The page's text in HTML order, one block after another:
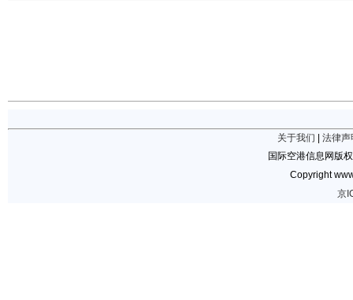
关于我们
法律声
国际空港信息网版
Copyright
京